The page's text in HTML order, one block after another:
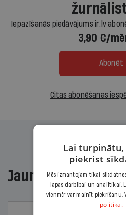
Iepazīšanās piedāvājums ir.lv
3,90 €/
Abonēt
Citas abonēšanas
Jaunākajā žurnālā
Lai turpinātu,
piekrist
Mēs izmantojam tikai
lapas darbībai un analītikai.
vienmēr var mainīt piekrišanu.
politikā.